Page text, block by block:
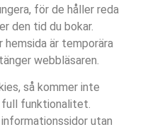
för de håller reda
den tid du bokar.
hemsida är temporära
webbläsaren.
så kommer inte
full funktionalitet.
utan